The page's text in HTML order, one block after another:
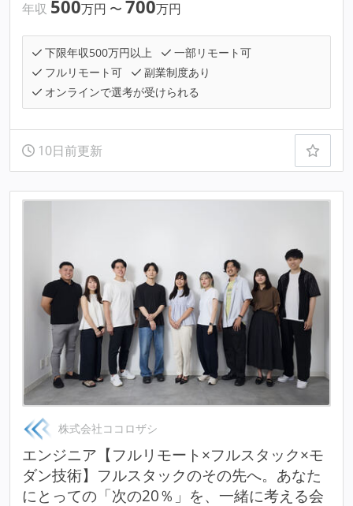
年収 500万円 〜 700万円
下限年収500万円以上
一部リモート可
フルリモート可
副業制度あり
オンラインで選考が受けられる
10日前更新
株式会社ココロザシ
エンジニア【フルリモート×フルスタック×モ
ダン技術】フルスタックのその先へ。あなた
にとっての「次の20％」を、一緒に考える会